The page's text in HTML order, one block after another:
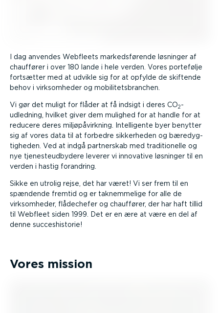
I dag anvendes Webfleets markeds­førende løsninger af
chauffører i over 180 lande i hele verden. Vores portefølje
fortsætter med at udvikle sig for at opfylde de skiftende
behov i virksom­heder og mobili­tets­branchen.
Vi gør det muligt for flåder at få indsigt i deres CO2-
udledning, hvilket giver dem mulighed for at handle for at
reducere deres miljøpå­virkning. Intel­li­gente byer benytter
sig af vores data til at forbedre sikkerheden og bæredyg­
tig­heden. Ved at indgå partnerskab med tradi­tio­nelle og
nye tjene­steud­bydere leverer vi innovative løsninger til en
verden i hastig forandring.
Sikke en utrolig rejse, det har været! Vi ser frem til en
spændende fremtid og er taknem­melige for alle de
virksom­heder, flådechefer og chauffører, der har haft tillid
til Webfleet siden 1999. Det er en ære at være en del af
denne succes­hi­storie!
Vores mission